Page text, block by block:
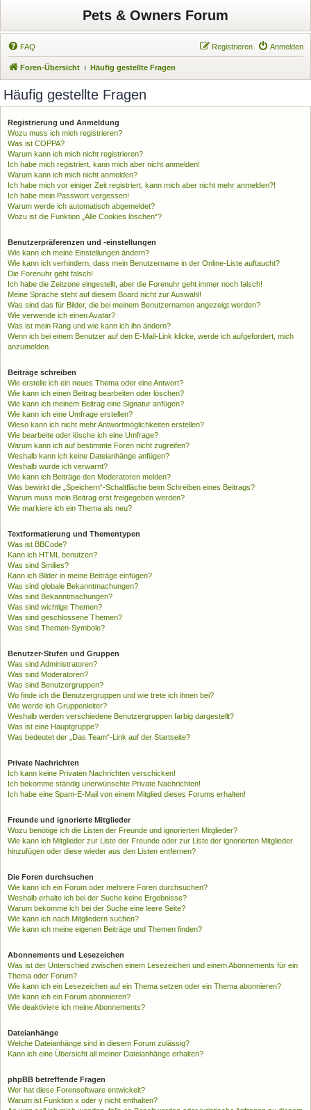
Pets & Owners Forum
FAQ Anmelden
Registrieren
Foren-Übersicht Häufig gestellte Fragen
Häufig gestellte Fragen
Registrierung und Anmeldung
Wozu muss ich mich registrieren?
Was ist COPPA?
Warum kann ich mich nicht registrieren?
Ich habe mich registriert, kann mich aber nicht anmelden!
Warum kann ich mich nicht anmelden?
Ich habe mich vor einiger Zeit registriert, kann mich aber nicht mehr anmelden?!
Ich habe mein Passwort vergessen!
Warum werde ich automatisch abgemeldet?
Wozu ist die Funktion „Alle Cookies löschen“?
Benutzerpräferenzen und -einstellungen
Wie kann ich meine Einstellungen ändern?
Wie kann ich verhindern, dass mein Benutzername in der Online-Liste auftaucht?
Die Forenuhr geht falsch!
Ich habe die Zeitzone eingestellt, aber die Forenuhr geht immer noch falsch!
Meine Sprache steht auf diesem Board nicht zur Auswahl!
Was sind das für Bilder, die bei meinem Benutzernamen angezeigt werden?
Wie verwende ich einen Avatar?
Was ist mein Rang und wie kann ich ihn ändern?
Wenn ich bei einem Benutzer auf den E-Mail-Link klicke, werde ich aufgefordert, mich
anzumelden.
Beiträge schreiben
Wie erstelle ich ein neues Thema oder eine Antwort?
Wie kann ich einen Beitrag bearbeiten oder löschen?
Wie kann ich meinem Beitrag eine Signatur anfügen?
Wie kann ich eine Umfrage erstellen?
Wieso kann ich nicht mehr Antwortmöglichkeiten erstellen?
Wie bearbeite oder lösche ich eine Umfrage?
Warum kann ich auf bestimmte Foren nicht zugreifen?
Weshalb kann ich keine Dateianhänge anfügen?
Weshalb wurde ich verwarnt?
Wie kann ich Beiträge den Moderatoren melden?
Was bewirkt die „Speichern“-Schaltfläche beim Schreiben eines Beitrags?
Warum muss mein Beitrag erst freigegeben werden?
Wie markiere ich ein Thema als neu?
Textformatierung und Thementypen
Was ist BBCode?
Kann ich HTML benutzen?
Was sind Smilies?
Kann ich Bilder in meine Beiträge einfügen?
Was sind globale Bekanntmachungen?
Was sind Bekanntmachungen?
Was sind wichtige Themen?
Was sind geschlossene Themen?
Was sind Themen-Symbole?
Benutzer-Stufen und Gruppen
Was sind Administratoren?
Was sind Moderatoren?
Was sind Benutzergruppen?
Wo finde ich die Benutzergruppen und wie trete ich ihnen bei?
Wie werde ich Gruppenleiter?
Weshalb werden verschiedene Benutzergruppen farbig dargestellt?
Was ist eine Hauptgruppe?
Was bedeutet der „Das Team“-Link auf der Startseite?
Private Nachrichten
Ich kann keine Privaten Nachrichten verschicken!
Ich bekomme ständig unerwünschte Private Nachrichten!
Ich habe eine Spam-E-Mail von einem Mitglied dieses Forums erhalten!
Freunde und ignorierte Mitglieder
Wozu benötige ich die Listen der Freunde und ignorierten Mitglieder?
Wie kann ich Mitglieder zur Liste der Freunde oder zur Liste der ignorierten Mitglieder
hinzufügen oder diese wieder aus den Listen entfernen?
Die Foren durchsuchen
Wie kann ich ein Forum oder mehrere Foren durchsuchen?
Weshalb erhalte ich bei der Suche keine Ergebnisse?
Warum bekomme ich bei der Suche eine leere Seite?
Wie kann ich nach Mitgliedern suchen?
Wie kann ich meine eigenen Beiträge und Themen finden?
Abonnements und Lesezeichen
Was ist der Unterschied zwischen einem Lesezeichen und einem Abonnements für ein
Thema oder Forum?
Wie kann ich ein Lesezeichen auf ein Thema setzen oder ein Thema abonnieren?
Wie kann ich ein Forum abonnieren?
Wie deaktiviere ich meine Abonnements?
Dateianhänge
Welche Dateianhänge sind in diesem Forum zulässig?
Kann ich eine Übersicht all meiner Dateianhänge erhalten?
phpBB betreffende Fragen
Wer hat diese Forensoftware entwickelt?
Warum ist Funktion x oder y nicht enthalten?